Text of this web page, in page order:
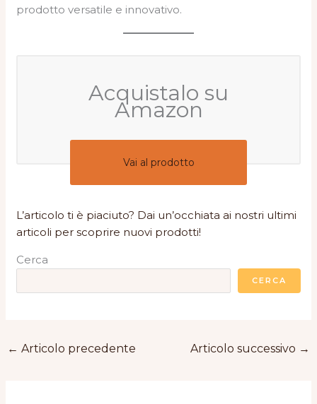
prodotto versatile e innovativo.
Acquistalo su
Amazon
Vai al prodotto
L’articolo ti è piaciuto? Dai un’occhiata ai nostri ultimi
articoli per scoprire nuovi prodotti!
Cerca
CERCA
← Articolo precedente Articolo successivo →